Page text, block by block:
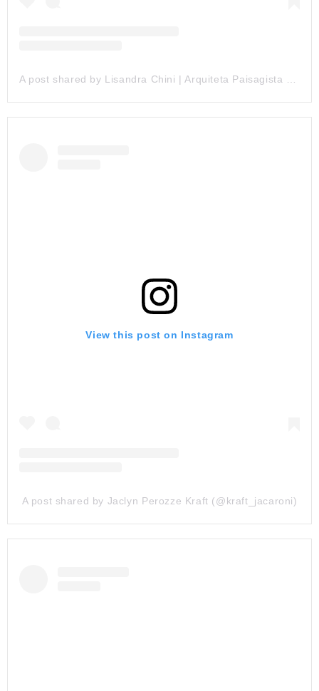
View this post on Instagram
A post shared by Jaclyn Perozze Kraft (@kraft_jacaroni)